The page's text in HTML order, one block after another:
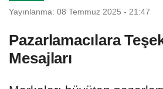
Yayınlanma: 08 Temmuz 2025 - 21:47
Pazarlamacılara
Mesajları